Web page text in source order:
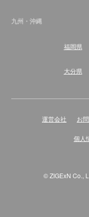
九州・沖縄
福岡県
大分県
運営会社 お
個人
© ZIGExN Co.,